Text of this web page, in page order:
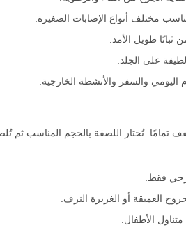
مختلف أنواع الإصابات الصغيرة.
طويل الأمد.
على الجلد.
اليومي والسفر والأنشطة الخارجية.
تمامًا. تُختار اللصقة بالحجم المناسب ثم
فقط.
العميقة أو الغزيرة النزف.
الأطفال.